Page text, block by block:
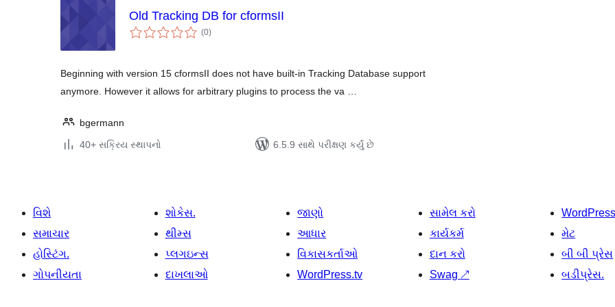
Old Tracking DB for cformsII
(0કુલ
રેટિંગ્સ
)
Beginning with version 15 cformsII does not have built-in Tracking Database support
anymore. However it allows for arbitrary plugins to process the va …
bgermann
40+ સક્રિય સ્થાપનો
6.5.9 સાથે પરીક્ષણ કર્યું છે
વિશે
સમાચાર
હોસ્ટિંગ.
ગોપનીયતા
શોકેસ.
થીમ્સ
પ્લગઇન્સ
દાખલાઓ
જાણો
આધાર
વિકાસકર્તાઓ
WordPress.tv
સામેલ કરો
કાર્યકર્મ
દાન કરો
Swag ↗
મેટ
બી બી પ્રેસ
બડીપ્રેસ.